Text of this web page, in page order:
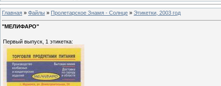
Главная » Файлы » Пролетарское Знамя - Солнце » Этикетки, 2003 год
"МЕЛИФАРО"
Первый выпуск, 1 этикетка: